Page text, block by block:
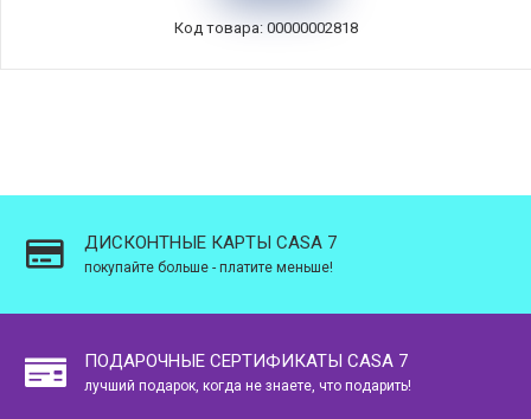
Код товара: 00000002818
ДИСКОНТНЫЕ КАРТЫ CASA 7
покупайте больше - платите меньше!
ПОДАРОЧНЫЕ СЕРТИФИКАТЫ CASA 7
лучший подарок, когда не знаете, что подарить!